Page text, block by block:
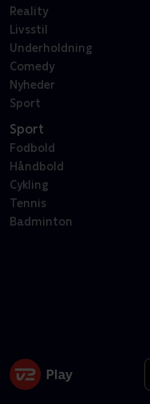
Reality
Livsstil
Underholdning
Comedy
Nyheder
Sport
Sport
Fodbold
Håndbold
Cykling
Tennis
Badminton